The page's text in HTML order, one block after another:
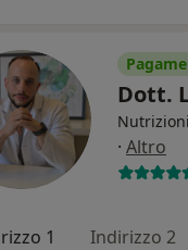
Dott.
· Altro
1 Indirizzo 2